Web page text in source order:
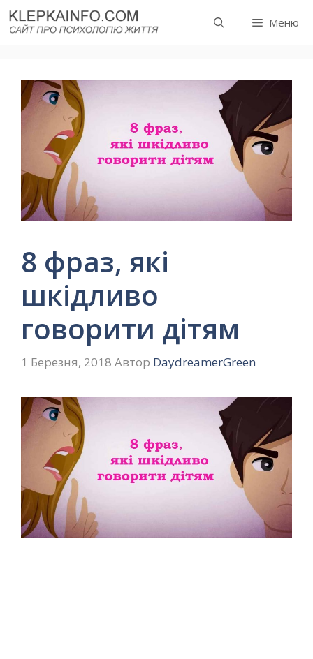
Перейти
до
Меню
8 фраз, які
шкідливо
говорити дітям
1 Березня, 2018 Автор DaydreamerGreen